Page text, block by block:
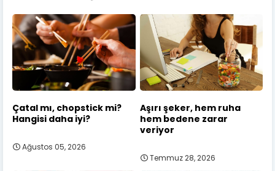
Çatal mı, chopstick mi?
Hangisi daha iyi?
Ağustos 05, 2026
Aşırı şeker, hem ruha
hem bedene zarar
veriyor
Temmuz 28, 2026